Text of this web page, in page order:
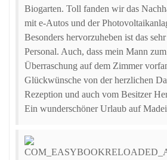
Biogarten. Toll fanden wir das
mit e-Autos und der
Besonders hervorzuheben ist das
Personal. Auch, dass mein Mann
Überraschung auf dem Zimmer
Glückwünsche von der herzlichen
Rezeption und auch vom Besitzer
Ein wunderschöner Urlaub auf